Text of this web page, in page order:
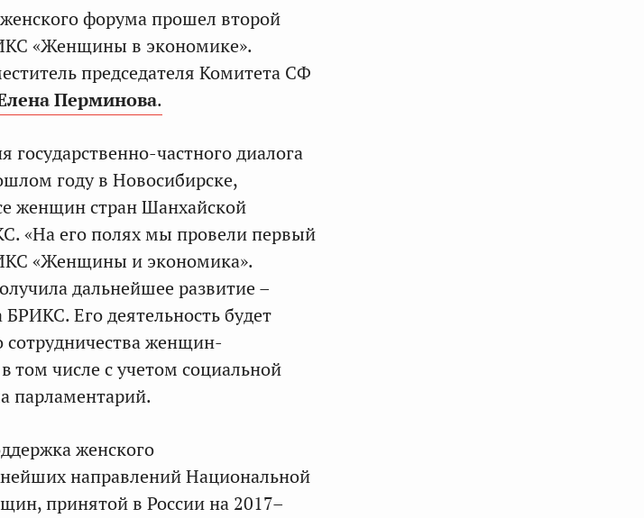
форума прошел второй
«Женщины в экономике».
председателя Комитета СФ
Перминова.
государственно-частного диалога
году в Новосибирске,
женщин стран Шанхайской
«На его полях мы провели первый
«Женщины и экономика».
дальнейшее развитие –
БРИКС. Его деятельность будет
сотрудничества женщин-
том числе с учетом социальной
парламентарий.
женского
направлений Национальной
принятой в России на 2017–